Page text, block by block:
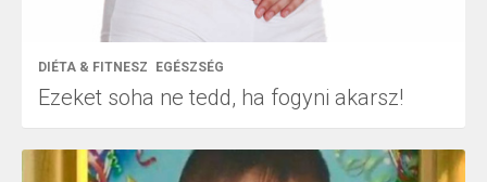
DIÉTA & FITNESZ EGÉSZSÉG
Ezeket soha ne tedd, ha fogyni akarsz!